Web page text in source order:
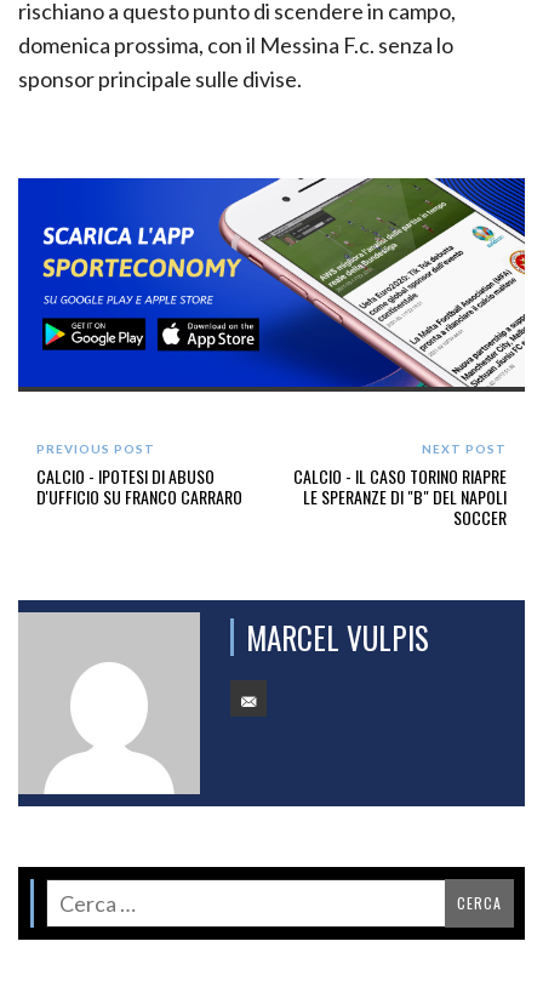
rischiano a questo punto di scendere in campo,
domenica prossima, con il Messina F.c. senza lo
sponsor principale sulle divise.
PREVIOUS POST
CALCIO - IPOTESI DI ABUSO
D'UFFICIO SU FRANCO CARRARO
NEXT POST
CALCIO - IL CASO TORINO RIAPRE
LE SPERANZE DI "B" DEL NAPOLI
SOCCER
MARCEL VULPIS